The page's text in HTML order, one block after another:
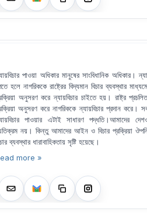
পাওয়া অধিকার মানুষের সাংবিধানিক অধিকার।
হলে নাগরিককে রাষ্ট্রের বিদ্যমান বিচার ব্যবস্থার মাধ্যমে
অনুসরণ করে ন্যায়বিচার চাইতে হয়। রাষ্ট্র প্রচলিত
অনুসরণ করে নাগরিককে ন্যায়বিচার প্রদান করে।
পাওয়ার এটাই সাধারণ পদ্ধতি।আমাদের
নয়। কিন্তু আমাদের আইন ও বিচার প্রক্রিয়া
ব্যবস্থার ধারাবাহিকতায় সৃষ্টি হয়েছে।
more »